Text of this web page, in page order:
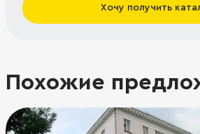
Хочу получить
Похожие